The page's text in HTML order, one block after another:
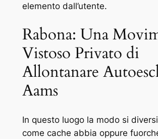
elemento dall’utente.
Rabona: Una
Vistoso Privato di
Allontanare
Aams
In questo luogo la modo si
come cache abbia oppure